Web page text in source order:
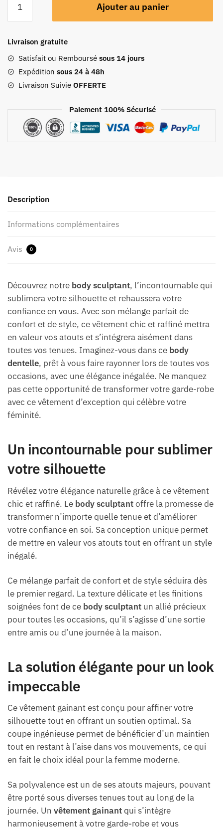
Ajouter au panier
Livraison gratuite
Satisfait ou Remboursé sous 14 jours
Expédition sous 24 à 48h
Livraison Suivie OFFERTE
Paiement 100% Sécurisé
Description
Informations complémentaires
Avis 0
Découvrez notre body sculptant, l’incontournable qui
sublimera votre silhouette et rehaussera votre
confiance en vous. Avec son mélange parfait de
confort et de style, ce vêtement chic et raffiné mettra
en valeur vos atouts et s’intégrera aisément dans
toutes vos tenues. Imaginez-vous dans ce body
dentelle, prêt à vous faire rayonner lors de toutes vos
occasions, avec une élégance inégalée. Ne manquez
pas cette opportunité de transformer votre garde-robe
avec ce vêtement d’exception qui célèbre votre
féminité.
Un incontournable pour sublimer
votre silhouette
Révélez votre élégance naturelle grâce à ce vêtement
chic et raffiné. Le body sculptantoffre la promesse de
transformer n’importe quelle tenue et d’améliorer
votre confiance en soi. Sa conception unique permet
de mettre en valeur vos atouts tout en offrant un style
inégalé.
Ce mélange parfait de confort et de style séduira dès
le premier regard. La texture délicate et les finitions
soignées font de ce body sculptant un allié précieux
pour toutes les occasions, qu’il s’agisse d’une sortie
entre amis ou d’une journée à la maison.
La solution élégante pour un look
impeccable
Ce vêtement gainant est conçu pour affiner votre
silhouette tout en offrant un soutien optimal. Sa
coupe ingénieuse permet de bénéficier d’un maintien
tout en restant à l’aise dans vos mouvements, ce qui
en fait le choix idéal pour la femme moderne.
Sa polyvalence est un de ses atouts majeurs, pouvant
être porté sous diverses tenues tout au long de la
journée. Un vêtement gainantqui s’intègre
harmonieusement à votre garde-robe et vous